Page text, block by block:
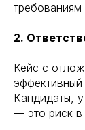
требованиям
2.
Кейс с
Кандидаты,
— это риск в